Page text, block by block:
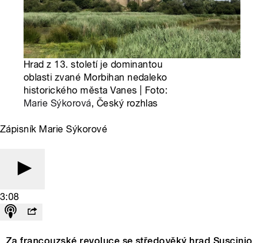
Hrad z 13. století je dominantou
oblasti zvané Morbihan nedaleko
historického města Vanes | Foto:
Marie Sýkorová, Český rozhlas
Zápisník Marie Sýkorové
3:08